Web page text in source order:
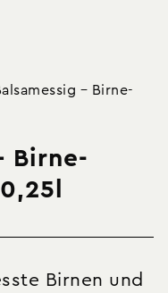
– Birne-
Birne-
Birnen und